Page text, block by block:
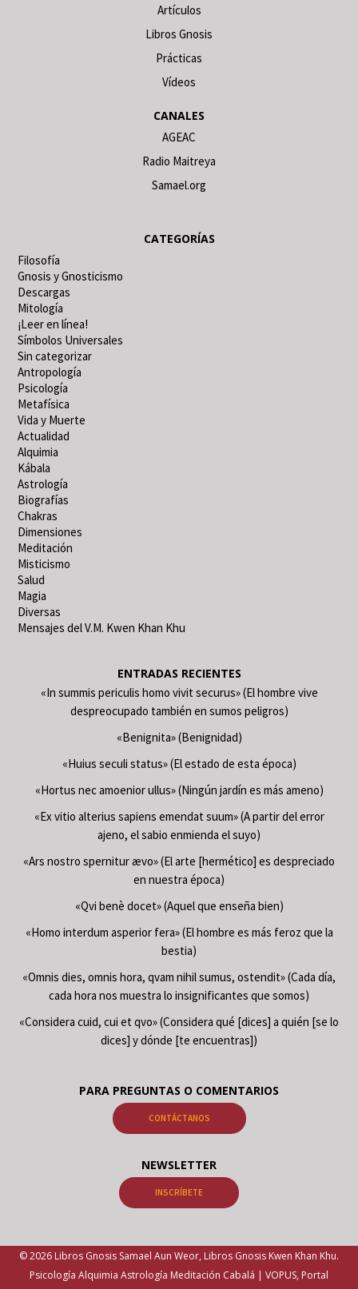
Artículos
Libros Gnosis
Prácticas
Vídeos
CANALES
AGEAC
Radio Maitreya
Samael.org
CATEGORÍAS
Filosofía
Gnosis y Gnosticismo
Descargas
Mitología
¡Leer en línea!
Símbolos Universales
Sin categorizar
Antropología
Psicología
Metafísica
Vida y Muerte
Actualidad
Alquimia
Kábala
Astrología
Biografías
Chakras
Dimensiones
Meditación
Misticismo
Salud
Magia
Diversas
Mensajes del V.M. Kwen Khan Khu
ENTRADAS RECIENTES
«In summis periculis homo vivit securus» (El hombre vive
despreocupado también en sumos peligros)
«Benignita» (Benignidad)
«Huius seculi status» (El estado de esta época)
«Hortus nec amoenior ullus» (Ningún jardín es más ameno)
«Ex vitio alterius sapiens emendat suum» (A partir del error
ajeno, el sabio enmienda el suyo)
«Ars nostro spernitur ævo» (El arte [hermético] es despreciado
en nuestra época)
«Qvi benè docet» (Aquel que enseña bien)
«Homo interdum asperior fera» (El hombre es más feroz que la
bestia)
«Omnis dies, omnis hora, qvam nihil sumus, ostendit» (Cada día,
cada hora nos muestra lo insignificantes que somos)
«Considera cuid, cui et qvo» (Considera qué [dices] a quién [se lo
dices] y dónde [te encuentras])
PARA PREGUNTAS O COMENTARIOS
CONTÁCTANOS
NEWSLETTER
INSCRÍBETE
© 2026 Libros Gnosis Samael Aun Weor, Libros Gnosis Kwen Khan Khu.
Psicología Alquimia Astrología Meditación Cabalá | VOPUS, Portal